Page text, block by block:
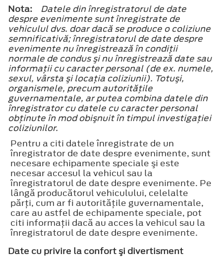
Nota:
Datele din înregistratorul de date
despre evenimente sunt înregistrate de
vehiculul dvs. doar dacă se produce o coliziune
semnificativă; înregistratorul de date despre
evenimente nu înregistrează în condiţii
normale de condus şi nu înregistrează date sau
informaţii cu caracter personal (de ex. numele,
sexul, vârsta şi locaţia coliziunii). Totuşi,
organismele, precum autorităţile
guvernamentale, ar putea combina datele din
înregistrator cu datele cu caracter personal
obţinute în mod obişnuit în timpul investigaţiei
coliziunilor.
Pentru a citi datele înregistrate de un
înregistrator de date despre evenimente, sunt
necesare echipamente speciale şi este
necesar accesul la vehicul sau la
înregistratorul de date despre evenimente. Pe
lângă producătorul vehiculului, celelalte
părţi, cum ar fi autorităţile guvernamentale,
care au astfel de echipamente speciale, pot
citi informaţii dacă au acces la vehicul sau la
înregistratorul de date despre evenimente.
Date cu privire la confort şi divertisment